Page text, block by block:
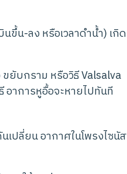
น-ลง หรือเวลาดำน้ำ) เกิด
ขยับกราม หรือวิธี Valsalva
าการหูอื้อจะหายไปทันที
ปลี่ยน อากาศในโพรงไซนัส